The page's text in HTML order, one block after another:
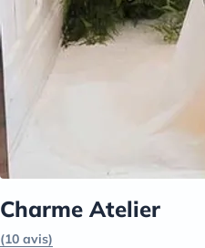
Charme Atelier
(10 avis)